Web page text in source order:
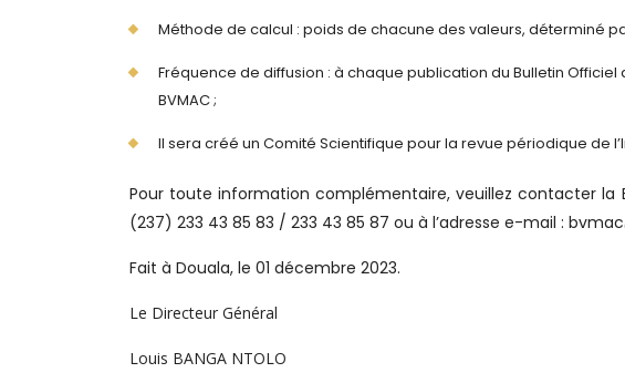
Méthode de calcul : poids de chacune des valeurs, déterminé
Fréquence de diffusion : à chaque publication du Bulletin
BVMAC ;
Il sera créé un Comité Scientifique pour la revue périodique de
Pour toute information complémentaire, veuillez contacter la
(237) 233 43 85 83 / 233 43 85 87 ou à l’adresse e-mail :
Fait à Douala, le 01 décembre 2023.
Le Directeur Général
Louis BANGA NTOLO